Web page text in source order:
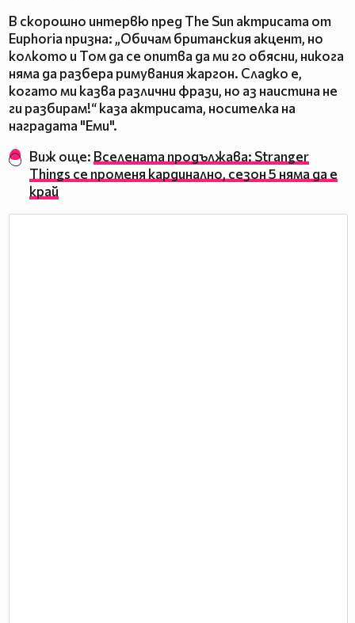
В скорошно интервю пред The ​​Sun актрисата от
Euphoria призна: „Обичам британския акцент, но
колкото и Том да се опитва да ми го обясни, никога
няма да разбера римувания жаргон. Сладко е,
когато ми казва различни фрази, но аз наистина не
ги разбирам!“ каза актрисата, носителка на
наградата "Еми".
Виж още: Вселената продължава: Stranger
Things се променя кардинално, сезон 5 няма да е
край